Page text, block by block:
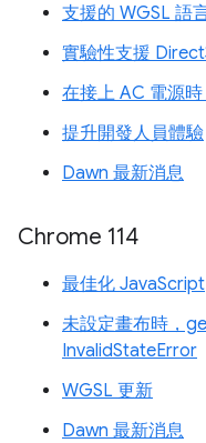
支援的 WGSL 語
實驗性支援
在接上 AC 電源
提升開發人員體驗
Dawn 最新消息
Chrome 114
最佳化 JavaScript
未設定畫布時，
InvalidStateError
WGSL 更新
Dawn 最新消息